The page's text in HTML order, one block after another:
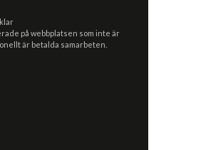
på webbplatsen som inte är
är betalda samarbeten.